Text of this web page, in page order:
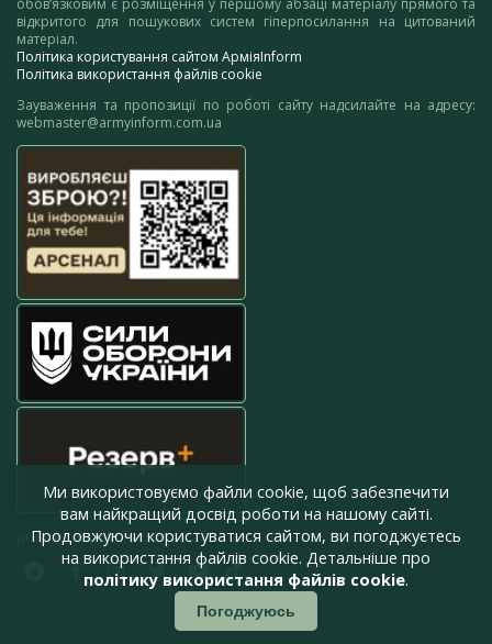
обов’язковим є розміщення у першому абзаці матеріалу прямого та
відкритого для пошукових систем гіперпосилання на цитований
матеріал.
Політика користування сайтом АрміяInform
Політика використання файлів cookie
Зауваження та пропозиції по роботі сайту надсилайте на адресу:
webmaster@armyinform.com.ua
press@armyinform.com.ua
Ми використовуємо файли cookie, щоб забезпечити
вам найкращий досвід роботи на нашому сайті.
Продовжуючи користуватися сайтом, ви погоджуєтесь
на використання файлів cookie. Детальніше про
політику використання файлів cookie.
Погоджуюсь